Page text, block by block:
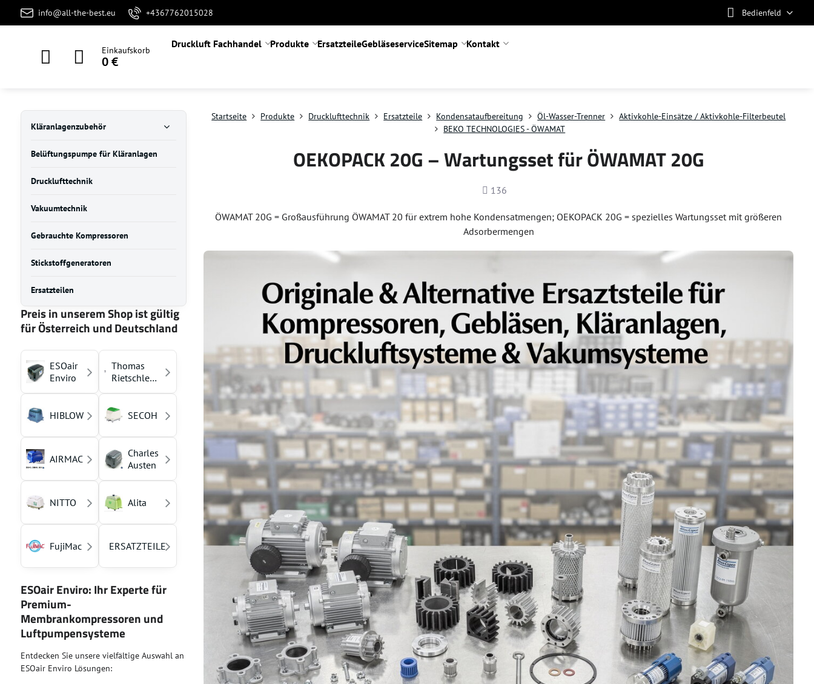
info@all-the-best.eu +4367762015028 Bedienfeld
Einkaufskorb
0 €
Druckluft Fachhandel Produkte ErsatzteileGebläseserviceSitemap Kontakt
Startseite Produkte Drucklufttechnik Ersatzteile Kondensataufbereitung Öl-Wasser-Trenner
Aktivkohle-Einsätze / Aktivkohle-Filterbeutel
BEKO TECHNOLOGIES - ÖWAMAT
OEKOPACK 20G – Wartungsset für ÖWAMAT 20G
Anzahl
136
ÖWAMAT 20G = Großausführung ÖWAMAT 20 für extrem hohe Kondensatmengen; OEKOPACK 20G = spezielles Wartungsset mit größeren
Adsorbermengen
Kläranlagenzubehör
Belüftungspumpe für Kläranlagen
Drucklufttechnik
Vakuumtechnik
Gebrauchte Kompressoren
Stickstoffgeneratoren
Ersatzteilen
Preis in unserem Shop ist gültig
für Österreich und Deutschland
ESOair
Enviro
Thomas
Rietschle
(YASUNAGA)
HIBLOW SECOH
AIRMAC
Charles
Austen
NITTO Alita
FujiMac ERSATZTEILE
ESOair Enviro: Ihr Experte für
Premium-
Membrankompressoren und
Luftpumpensysteme
Entdecken Sie unsere vielfältige Auswahl an
ESOair Enviro Lösungen: